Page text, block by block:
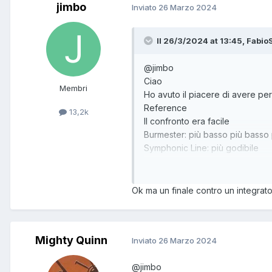
jimbo
Membri
13,2k
Inviato 26 Marzo 2024
Il 26/3/2024 at 13:45,
@jimbo
Ciao
Ho avuto il piacere di avere
Reference
Il confronto era facile
Burmester: più basso più basso
Symphonic Line: più godibile
Ok ma un finale contro un
Mighty Quinn Inviato 26 Marzo 2024
@jimbo